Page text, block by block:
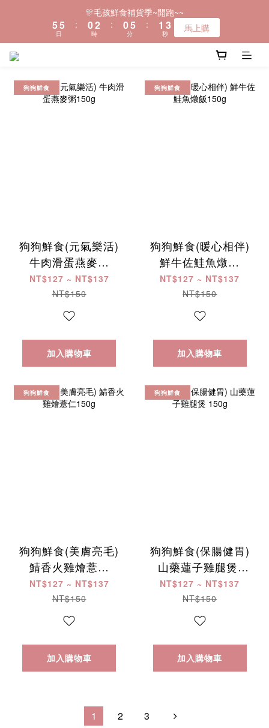
＼全品項現貨~快速出貨❤️／
🎊毛孩鮮食補貨季~開跑~~
5
4
1
5
4
0
日
:
1
0
3
2
1
時
:
1
0
6
5
4
分
:
2
1
0
3
2
1
秒 馬上購
prev
狗狗鮮食
狗狗鮮食(元氣樂活)
牛肉滑蛋燕麥粥
150g
NT$127 ~ NT$137
NT$150
加入購物車
狗狗鮮食
狗狗鮮食(暖心相伴)
鮮牛佐鮭魚燉飯
150g
NT$127 ~ NT$137
NT$150
加入購物車
狗狗鮮食
狗狗鮮食(美膚亮毛)
鯖香火雞燴薏仁
150g
NT$127 ~ NT$137
NT$150
加入購物車
狗狗鮮食
狗狗鮮食(保腸健胃)
山藥蓮子雞腿煲 ​
150g
NT$127 ~ NT$137
NT$150
加入購物車
1 2 3